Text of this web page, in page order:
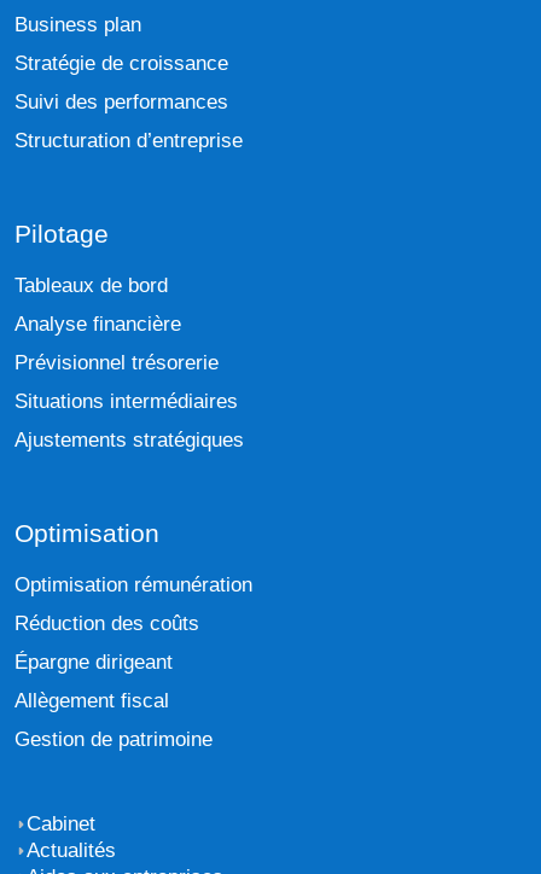
Business plan
Stratégie de croissance
Suivi des performances
Structuration d’entreprise
Pilotage
Tableaux de bord
Analyse financière
Prévisionnel trésorerie
Situations intermédiaires
Ajustements stratégiques
Optimisation
Optimisation rémunération
Réduction des coûts
Épargne dirigeant
Allègement fiscal
Gestion de patrimoine
Cabinet
Actualités